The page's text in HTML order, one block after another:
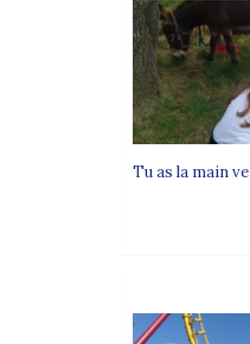
Nos colos,
enrichissante.
Ils profitent
structuré.
Pour les
Colonie
Tu as la main